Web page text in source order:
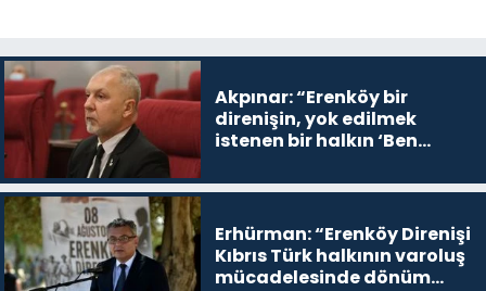
Akpınar: “Erenköy bir
direnişin, yok edilmek
istenen bir halkın ‘Ben
devam edeceğim’ dediği
Erhürman: “Erenköy Direnişi
Kıbrıs Türk halkının varoluş
mücadelesinde dönüm